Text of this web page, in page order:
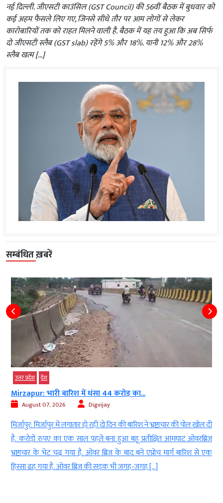
नई दिल्ली. जीएसटी काउंसिल (GST Council) की 56वीं बैठक में बुधवार को
कई अहम फैसले लिए गए, जिनसे सीधे तौर पर आम लोगों से लेकर
कारोबारियों तक को राहत मिलने वाली है. बैठक में यह तय हुआ कि अब सिर्फ
दो जीएसटी स्लैब (GST slab) रहेंगे 5% और 18%. यानी 12% और 28%
स्लैब खत्म […]
सम्बंधित ख़बरें
उत्तर प्रदेश देश
Mirzapur: भारी बारिश में धंसा 44 करोड़ का...
August 07, 2026 Digvijay
मिर्जापुर: मिर्जापुर में लगातार हो रही दो दिन की बारिश ने भ्रष्टाचार की पोल खोल दी
है. करोड़ों रुपए का एक साल पहले बना हुआ बहू प्रतीक्षित आमघाट ओवरब्रिज
भ्रष्टाचार के भेट चढ़ गया है. ओवर ब्रिज के बाद बने एप्रोच मार्ग बारिश से एक
हिस्सा ढह गया है. ओवर ब्रिज की सड़क भी जगह-जगह […]